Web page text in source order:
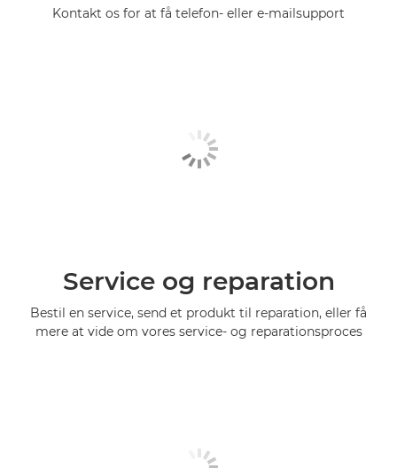
Kontakt os for at få telefon- eller e-mailsupport
Service og reparation
Bestil en service, send et produkt til reparation, eller få
mere at vide om vores service- og reparationsproces